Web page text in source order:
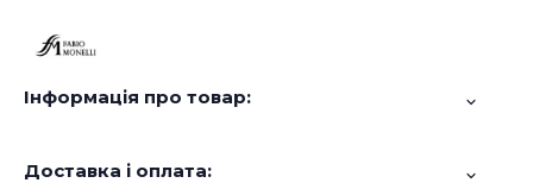
Інформація про товар:
Доставка і оплата: